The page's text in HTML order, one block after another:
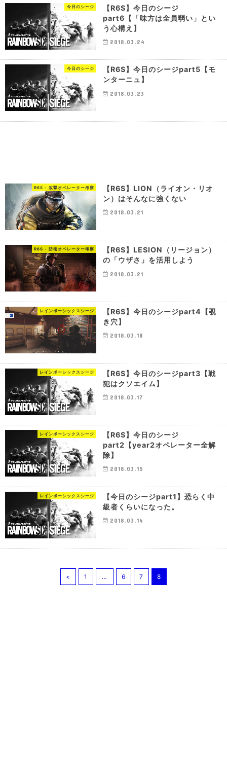
今日のシージ
【R6S】今日のシージ
part6【「味方は全員弱い」とい
う心構え】
2018.03.24
今日のシージ
【R6S】今日のシージpart5【モ
ンターニュ】
2018.03.23
R6S - 攻撃オペレーター考察
【R6S】LION（ライオン・リオ
ン）はそんなに強くない
2018.03.21
R6S - 防衛オペレーター考察
【R6S】LESION（リージョン）
の「ウザさ」を活用しよう
2018.03.21
レインボーシックスシージ
【R6S】今日のシージpart4【覗
き穴】
2018.03.18
レインボーシックスシージ
【R6S】今日のシージpart3【戦
犯はクソエイム】
2018.03.17
レインボーシックスシージ
【R6S】今日のシージ
part2【year2オペレーター全解
除】
2018.03.15
レインボーシックスシージ
【今日のシージpart1】恐らく中
級者くらいになった。
2018.03.14
< 1 … 6 7 8